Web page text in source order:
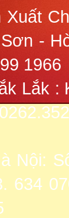
Xuất
-
1966
Lắk :
Nội:
634